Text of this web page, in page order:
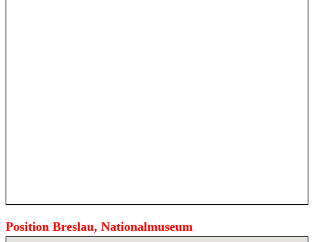
Position Breslau, Nationalmuseum